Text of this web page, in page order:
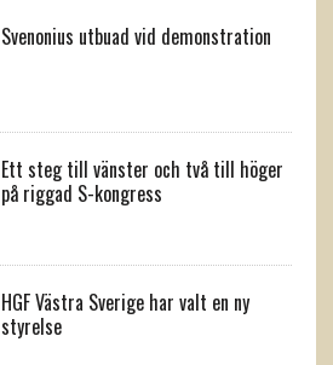
Svenonius utbuad vid demonstration
Ett steg till vänster och två till höger
på riggad S-kongress
HGF Västra Sverige har valt en ny
styrelse